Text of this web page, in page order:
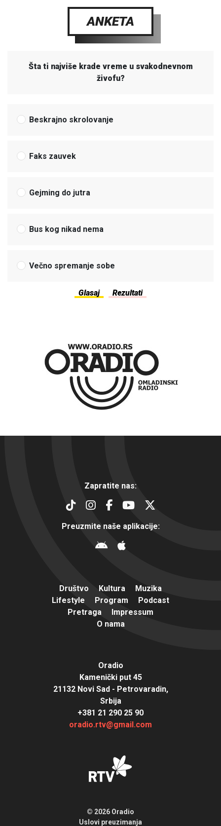
ANKETA
Šta ti najviše krade vreme u svakodnevnom
živofu?
Beskrajno skrolovanje
Faks zauvek
Gejming do jutra
Bus kog nikad nema
Večno spremanje sobe
Zapratite nas:
Preuzmite naše aplikacije:
Društvo Kultura
Muzika
Lifestyle
Program
Podcast
Pretraga
Impressum
O nama
Oradio
Kamenički put 45
21132 Novi Sad - Petrovaradin,
Srbija
+381 21 290 25 90
oradio.rtv@gmail.com
© 2026 Oradio
Uslovi preuzimanja